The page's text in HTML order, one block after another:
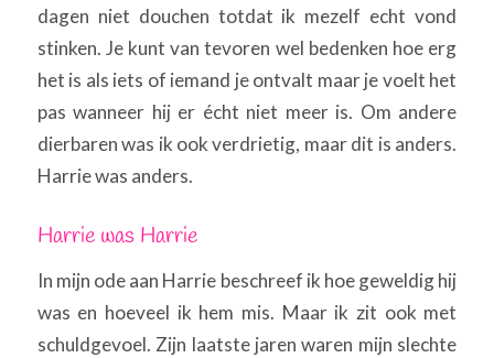
dagen niet douchen totdat ik mezelf echt vond
stinken. Je kunt van tevoren wel bedenken hoe erg
het is als iets of iemand je ontvalt maar je voelt het
pas wanneer hij er écht niet meer is. Om andere
dierbaren was ik ook verdrietig, maar dit is anders.
Harrie was anders.
Harrie was Harrie
In mijn ode aan Harrie beschreef ik hoe geweldig hij
was en hoeveel ik hem mis. Maar ik zit ook met
schuldgevoel. Zijn laatste jaren waren mijn slechte